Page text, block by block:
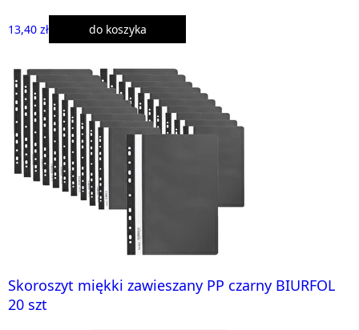
13,40 zł do koszyka
Skoroszyt miękki zawieszany PP czarny BIURFOL
20 szt